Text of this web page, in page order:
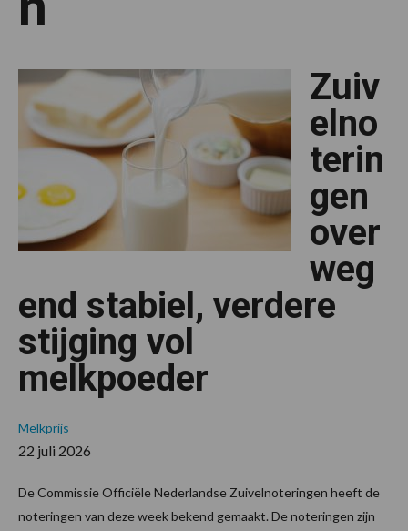
Zuiv
elno
terin
gen
over
weg
end stabiel, verdere
stijging vol
melkpoeder
Melkprijs
22 juli 2026
De Commissie Officiële Nederlandse Zuivelnoteringen heeft de
noteringen van deze week bekend gemaakt. De noteringen zijn